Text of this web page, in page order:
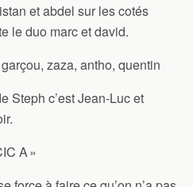
et abdel sur les cotés
le duo marc et david.
zaza, antho, quentin
Steph c’est Jean-Luc et
A »